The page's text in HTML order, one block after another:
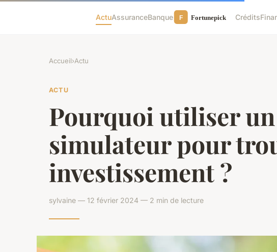
ActuAssuranceBanque Crédits
Accueil›Actu
ACTU
Pourquoi utiliser un
simulateur pour
investissement ?
sylvaine — 12 février 2024 — 2 min de lecture